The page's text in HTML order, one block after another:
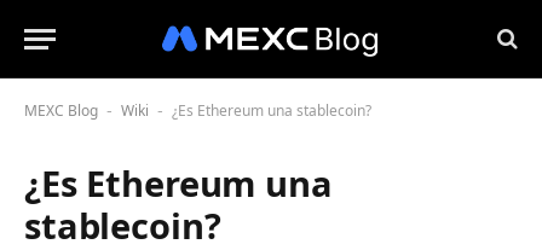
MEXC Blog - Wiki - ¿Es Ethereum una stablecoin?
¿Es Ethereum una
stablecoin?